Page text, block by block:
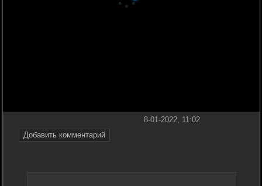
Добавить комментарий
8-01-2022, 11:02